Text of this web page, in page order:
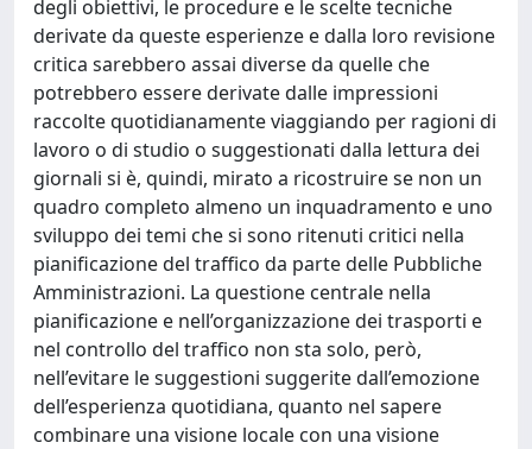
degli obiettivi, le procedure e le scelte tecniche
derivate da queste esperienze e dalla loro revisione
critica sarebbero assai diverse da quelle che
potrebbero essere derivate dalle impressioni
raccolte quotidianamente viaggiando per ragioni di
lavoro o di studio o suggestionati dalla lettura dei
giornali si è, quindi, mirato a ricostruire se non un
quadro completo almeno un inquadramento e uno
sviluppo dei temi che si sono ritenuti critici nella
pianificazione del traffico da parte delle Pubbliche
Amministrazioni. La questione centrale nella
pianificazione e nell’organizzazione dei trasporti e
nel controllo del traffico non sta solo, però,
nell’evitare le suggestioni suggerite dall’emozione
dell’esperienza quotidiana, quanto nel sapere
combinare una visione locale con una visione